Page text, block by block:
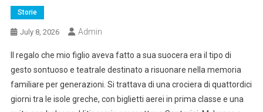
Storie
July 8, 2026 Admin
Il regalo che mio figlio aveva fatto a sua suocera era il tipo di
gesto sontuoso e teatrale destinato a risuonare nella memoria
familiare per generazioni. Si trattava di una crociera di quattordici
giorni tra le isole greche, con biglietti aerei in prima classe e una